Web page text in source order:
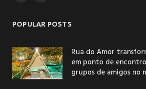
POPULAR POSTS
Rua do Amor
em ponto de
grupos de amigos no